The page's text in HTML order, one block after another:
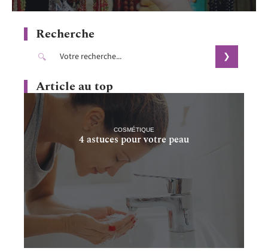
Recherche
Article au top
COSMÉTIQUE
4 astuces pour votre peau